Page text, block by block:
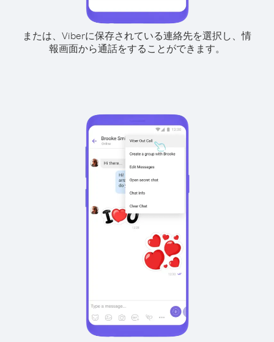
または、Viberに保存されている連絡先を選択し、情
報画面から通話をすることができます。